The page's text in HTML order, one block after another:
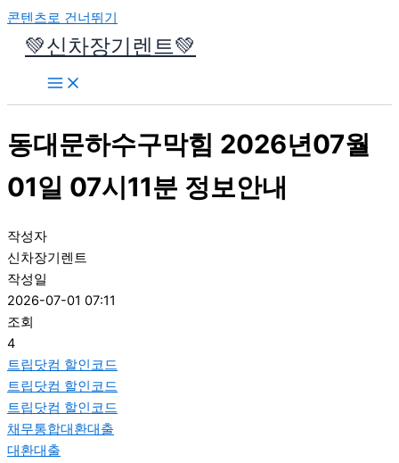
콘텐츠로 건너뛰기
💚신차장기렌트💚
동대문하수구막힘 2026년07월
01일 07시11분 정보안내
작성자
신차장기렌트
작성일
2026-07-01 07:11
조회
4
트립닷컴 할인코드
트립닷컴 할인코드
트립닷컴 할인코드
채무통합대환대출
대환대출